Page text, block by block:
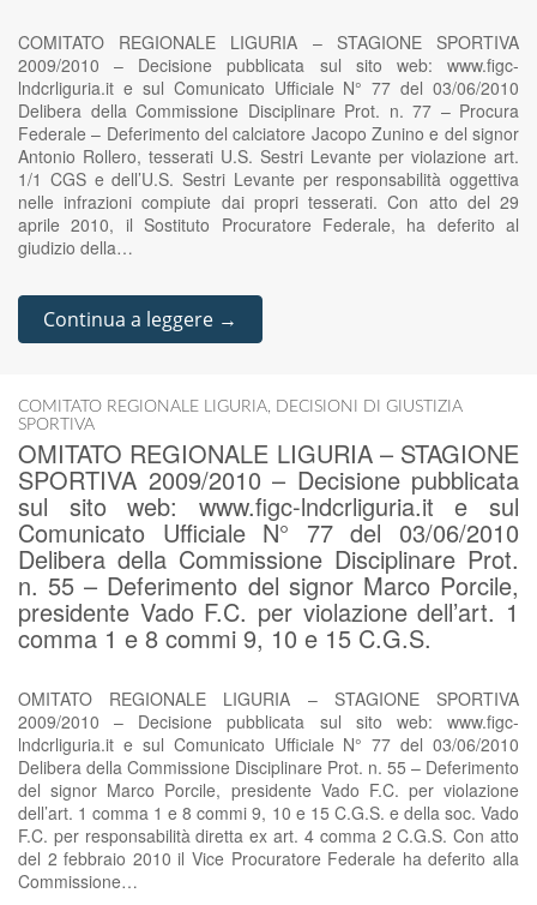
COMITATO REGIONALE LIGURIA – STAGIONE SPORTIVA
2009/2010 – Decisione pubblicata sul sito web: www.figc-
lndcrliguria.it e sul Comunicato Ufficiale N° 77 del 03/06/2010
Delibera della Commissione Disciplinare Prot. n. 77 – Procura
Federale – Deferimento del calciatore Jacopo Zunino e del signor
Antonio Rollero, tesserati U.S. Sestri Levante per violazione art.
1/1 CGS e dell’U.S. Sestri Levante per responsabilità oggettiva
nelle infrazioni compiute dai propri tesserati. Con atto del 29
aprile 2010, il Sostituto Procuratore Federale, ha deferito al
giudizio della…
Continua a leggere →
COMITATO REGIONALE LIGURIA, DECISIONI DI GIUSTIZIA
SPORTIVA
OMITATO REGIONALE LIGURIA – STAGIONE
SPORTIVA 2009/2010 – Decisione pubblicata
sul sito web: www.figc-lndcrliguria.it e sul
Comunicato Ufficiale N° 77 del 03/06/2010
Delibera della Commissione Disciplinare Prot.
n. 55 – Deferimento del signor Marco Porcile,
presidente Vado F.C. per violazione dell’art. 1
comma 1 e 8 commi 9, 10 e 15 C.G.S.
OMITATO REGIONALE LIGURIA – STAGIONE SPORTIVA
2009/2010 – Decisione pubblicata sul sito web: www.figc-
lndcrliguria.it e sul Comunicato Ufficiale N° 77 del 03/06/2010
Delibera della Commissione Disciplinare Prot. n. 55 – Deferimento
del signor Marco Porcile, presidente Vado F.C. per violazione
dell’art. 1 comma 1 e 8 commi 9, 10 e 15 C.G.S. e della soc. Vado
F.C. per responsabilità diretta ex art. 4 comma 2 C.G.S. Con atto
del 2 febbraio 2010 il Vice Procuratore Federale ha deferito alla
Commissione…